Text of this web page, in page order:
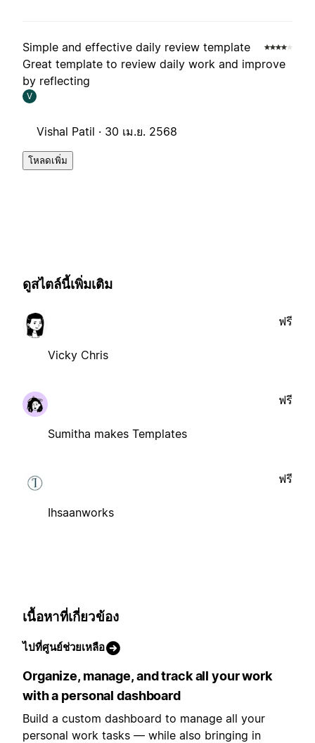
Simple and effective daily review template
Great template to review daily work and improve
by reflecting
V
Vishal Patil · 30 เม.ย. 2568
โหลดเพิ่ม
ดูสไตล์นี้เพิ่มเติม
Vicky Chris
ฟรี
Sumitha makes Templates
ฟรี
Ihsaanworks
ฟรี
เนื้อหาที่เกี่ยวข้อง
ไปที่ศูนย์ช่วยเหลือ
Organize, manage, and track all your work
with a personal dashboard
Build a custom dashboard to manage all your
personal work tasks — while also bringing in